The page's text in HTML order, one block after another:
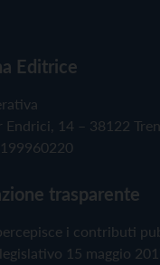
Editrice
Endrici, 14 – 38122
trasparente
i contributi
15 maggio